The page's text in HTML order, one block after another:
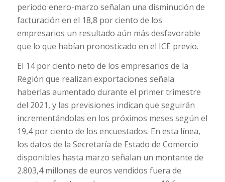
periodo enero-marzo señalan una disminución de
facturación en el 18,8 por ciento de los
empresarios un resultado aún más desfavorable
que lo que habían pronosticado en el ICE previo.
El 14 por ciento neto de los empresarios de la
Región que realizan exportaciones señala
haberlas aumentado durante el primer trimestre
del 2021, y las previsiones indican que seguirán
incrementándolas en los próximos meses según el
19,4 por ciento de los encuestados. En esta línea,
los datos de la Secretaría de Estado de Comercio
disponibles hasta marzo señalan un montante de
2.803,4 millones de euros vendidos fuera de